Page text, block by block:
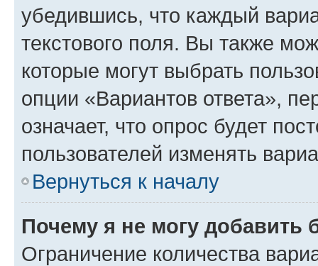
убедившись, что каждый
текстового поля. Вы также
которые могут выбрать
опции «Вариантов ответа»,
означает, что опрос будет
пользователей изменять
Вернуться к началу
Почему я не могу добавить
Ограничение количества